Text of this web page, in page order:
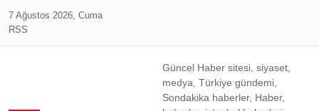
7 Ağustos 2026, Cuma
RSS
Güncel Haber sitesi, siyaset,
medya, Türkiye gündemi,
Sondakika haberler, Haber,